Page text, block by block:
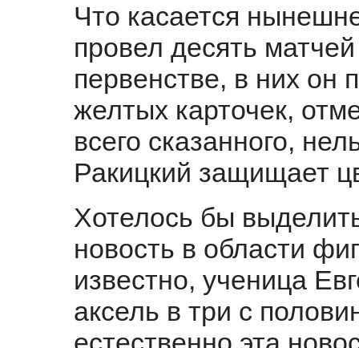
Что касается
провел десять
первенстве, в них он
желтых карточек,
всего сказанного,
Ракицкий защищает
Хотелось бы
новость в области
известно, ученица
аксель в три с